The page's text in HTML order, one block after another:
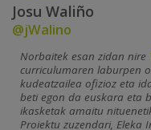
Josu Waliño
@jWalino
Norbaitek esan zidan nire
curriculumaren laburpen
kudeatzailea ofizioz eta
beti egon da euskara eta
ikasketak amaitu
Proiektu zuzendari, Eleka